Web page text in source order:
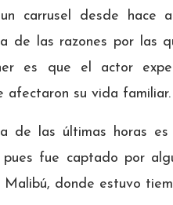
carrusel desde hace
de las razones por las
es que el actor
afectaron su vida familiar.
de las últimas horas
fue captado por
Malibú, donde estuvo